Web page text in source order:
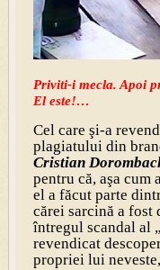
Priviti-i mecla. Apoi
El este!…
Cel care şi-a
plagiatului din
Cristian
pentru că, aşa cum
el a făcut parte
cărei sarcină a fost
întregul scandal al
revendicat
propriei lui